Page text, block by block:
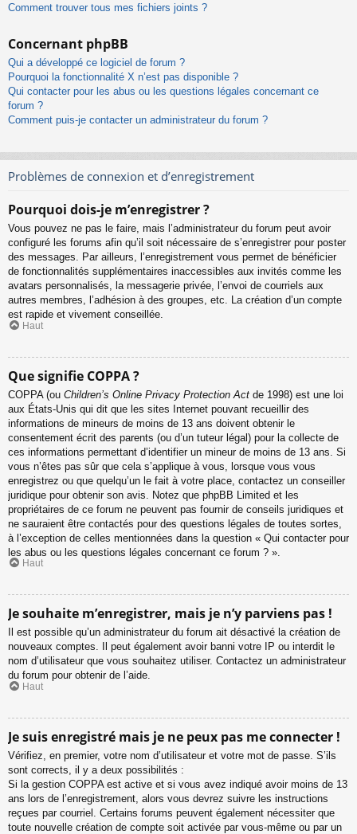
Comment trouver tous mes fichiers joints ?
Concernant phpBB
Qui a développé ce logiciel de forum ?
Pourquoi la fonctionnalité X n’est pas disponible ?
Qui contacter pour les abus ou les questions légales concernant ce
forum ?
Comment puis-je contacter un administrateur du forum ?
Problèmes de connexion et d’enregistrement
Pourquoi dois-je m’enregistrer ?
Vous pouvez ne pas le faire, mais l’administrateur du forum peut avoir
configuré les forums afin qu’il soit nécessaire de s’enregistrer pour poster
des messages. Par ailleurs, l’enregistrement vous permet de bénéficier
de fonctionnalités supplémentaires inaccessibles aux invités comme les
avatars personnalisés, la messagerie privée, l’envoi de courriels aux
autres membres, l’adhésion à des groupes, etc. La création d’un compte
est rapide et vivement conseillée.
Haut
Que signifie COPPA ?
COPPA (ou Children’s Online Privacy Protection Act de 1998) est une loi
aux États-Unis qui dit que les sites Internet pouvant recueillir des
informations de mineurs de moins de 13 ans doivent obtenir le
consentement écrit des parents (ou d’un tuteur légal) pour la collecte de
ces informations permettant d’identifier un mineur de moins de 13 ans. Si
vous n’êtes pas sûr que cela s’applique à vous, lorsque vous vous
enregistrez ou que quelqu’un le fait à votre place, contactez un conseiller
juridique pour obtenir son avis. Notez que phpBB Limited et les
propriétaires de ce forum ne peuvent pas fournir de conseils juridiques et
ne sauraient être contactés pour des questions légales de toutes sortes,
à l’exception de celles mentionnées dans la question « Qui contacter pour
les abus ou les questions légales concernant ce forum ? ».
Haut
Je souhaite m’enregistrer, mais je n’y parviens pas !
Il est possible qu’un administrateur du forum ait désactivé la création de
nouveaux comptes. Il peut également avoir banni votre IP ou interdit le
nom d’utilisateur que vous souhaitez utiliser. Contactez un administrateur
du forum pour obtenir de l’aide.
Haut
Je suis enregistré mais je ne peux pas me connecter !
Vérifiez, en premier, votre nom d’utilisateur et votre mot de passe. S’ils
sont corrects, il y a deux possibilités :
Si la gestion COPPA est active et si vous avez indiqué avoir moins de 13
ans lors de l’enregistrement, alors vous devrez suivre les instructions
reçues par courriel. Certains forums peuvent également nécessiter que
toute nouvelle création de compte soit activée par vous-même ou par un